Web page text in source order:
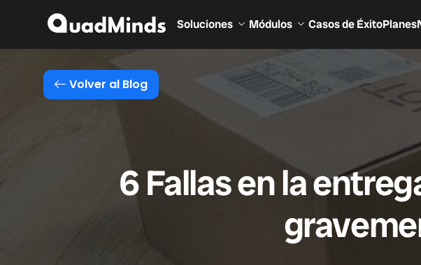
Soluciones Módulos Casos de ÉxitoPlanes
Volver al Blog
6 Fallas en la